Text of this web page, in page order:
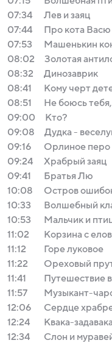
07:34
Лев и заяц
07:44
Про кота Васю
07:53
Мaшенькин
08:02
Золотая
08:32
Динозаврик
08:41
Кому черт
08:51
Не боюсь
09:00
Кто?
09:08
Дудка -
09:16
Орлиное перо
09:24
Храбрый заяц
09:41
Брaтья Лю
10:08
Остров
10:33
Вoлшебный
10:53
Мальчик и
11:02
Корзина с
11:12
Горе луковое
11:22
Ореховый
11:41
Путешествие
11:57
Музыкант-
12:06
Сердце
12:24
Квака-
12:34
Слон и